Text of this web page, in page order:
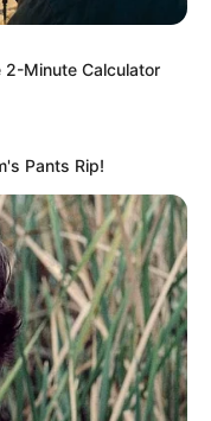
มีอะไรที่ต้องเตรียมบ้าง
Minute Calculator
Pants Rip!